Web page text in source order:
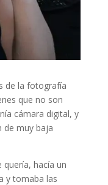
de la fotografía
que no son
cámara digital, y
de muy baja
hacía un
y tomaba las